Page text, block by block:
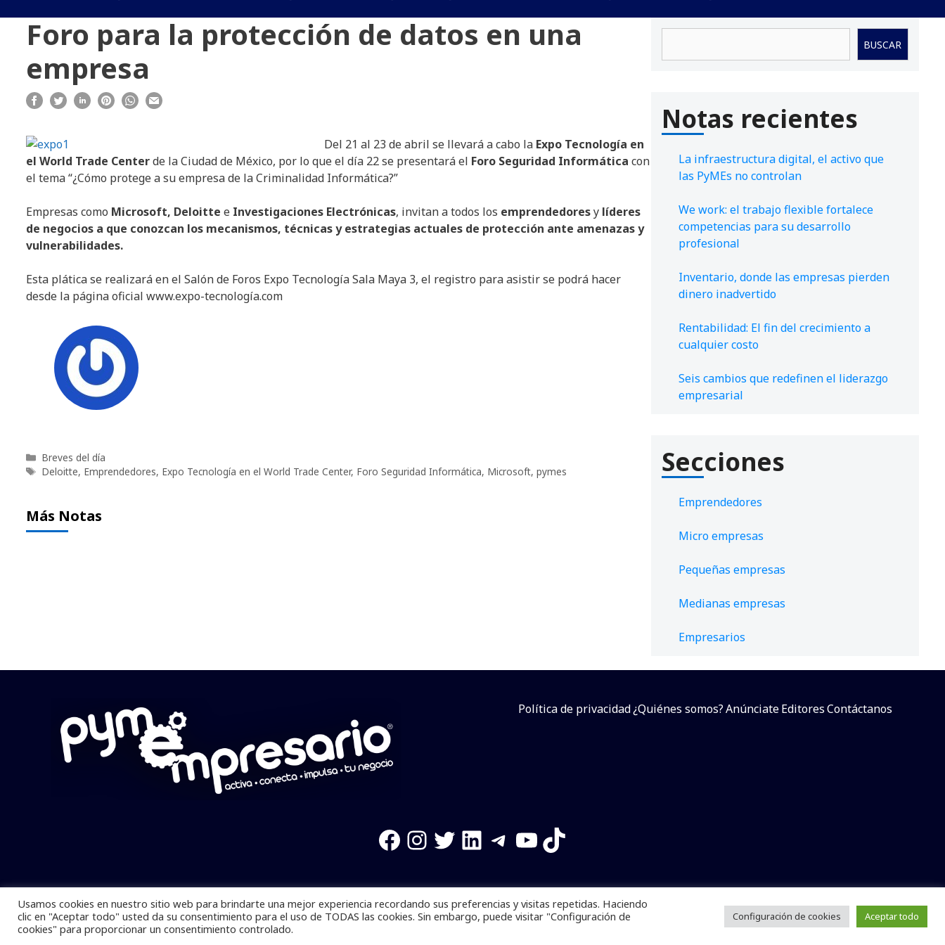
Foro para la protección de datos en una
empresa
Del 21 al 23 de abril se llevará a cabo la Expo Tecnología en
el World Trade Centerde la Ciudad de México, por lo que el día 22 se presentará el Foro Seguridad Informática con
el tema “¿Cómo protege a su empresa de la Criminalidad Informática?”
Empresas como Microsoft, Deloitte e Investigaciones Electrónicas, invitan a todos los emprendedoresy líderes
de negocios a que conozcan los mecanismos, técnicas y estrategias actuales de protección ante amenazas y
vulnerabilidades.
Esta plática se realizará en el Salón de Foros Expo Tecnología Sala Maya 3, el registro para asistir se podrá hacer
desde la página oficial www.expo-tecnología.com
Categorías
Breves del día
Etiquetas
Deloitte, Emprendedores, Expo Tecnología en el World Trade Center, Foro Seguridad Informática, Microsoft, pymes
Más Notas
BUSCAR
Notas recientes
La infraestructura digital, el activo que
las PyMEs no controlan
We work: el trabajo flexible fortalece
competencias para su desarrollo
profesional
Inventario, donde las empresas pierden
dinero inadvertido
Rentabilidad: El fin del crecimiento a
cualquier costo
Seis cambios que redefinen el liderazgo
empresarial
Secciones
Emprendedores
Micro empresas
Pequeñas empresas
Medianas empresas
Empresarios
Política de privacidad¿Quiénes somos?AnúnciateEditoresContáctanos
Facebook
Instagram
Twitter
LinkedIn
Telegram
YouTube
TikTok
Pymempresario © 2025 Todos los derechos reservados. Se prohibe el uso de la información total o parcial sin dar referencia a la fuente.
Desarrollado poryalla ya!
Usamos cookies en nuestro sitio web para brindarte una mejor experiencia recordando sus preferencias y visitas repetidas. Haciendo
clic en "Aceptar todo" usted da su consentimiento para el uso de TODAS las cookies. Sin embargo, puede visitar "Configuración de
cookies" para proporcionar un consentimiento controlado.
Configuración de cookies Aceptar todo